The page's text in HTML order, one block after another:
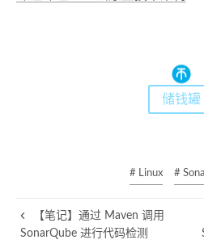
储钱罐
# Linux #
【笔记】通过 Maven 调用
SonarQube 进行代码检测